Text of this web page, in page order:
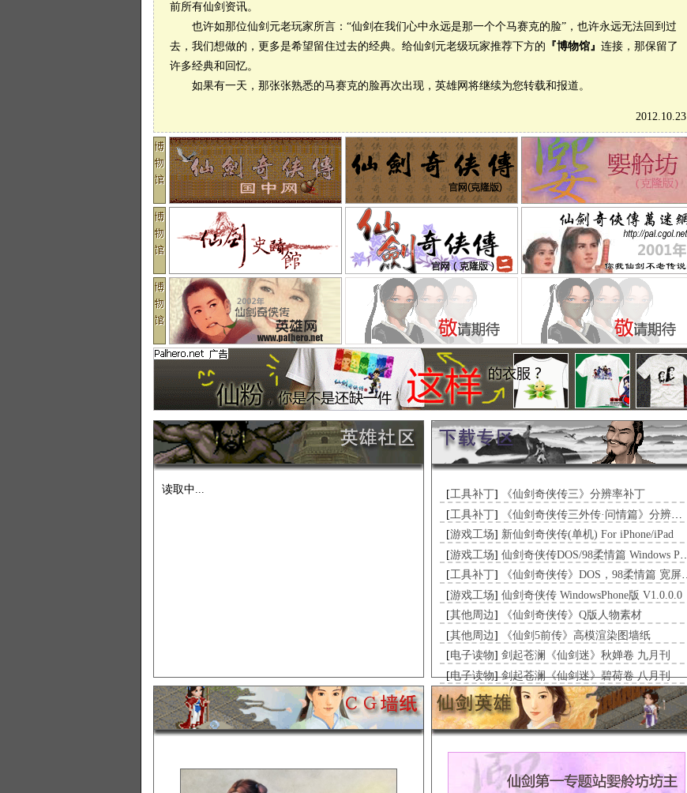
前所有仙剑资讯。
也许如那位仙剑元老玩家所言：“仙剑在我们心中永远是那一个个马赛克的脸”，也许永远无法回到过
去，我们想做的，更多是希望留住过去的经典。给仙剑元老级玩家推荐下方的 『博物馆』 连接，那保留了
许多经典和回忆。
如果有一天，那张张熟悉的马赛克的脸再次出现，英雄网将继续为您转载和报道。
2012.10.23
[工具补丁]
《仙剑奇侠传三》分辨率补丁
[工具补丁]
《仙剑奇侠传三外传·问情篇》分辨率补丁
[游戏工场] 新仙剑奇侠传(单机) For iPhone/iPad
[游戏工场] 仙剑奇侠传DOS/98柔情篇 Windows Phone 8
[工具补丁]
《仙剑奇侠传》DOS，98柔情篇 宽屏幕补丁
[游戏工场] 仙剑奇侠传 WindowsPhone版 V1.0.0.0
[其他周边]
《仙剑奇侠传》Q版人物素材
[其他周边]
《仙剑5前传》高模渲染图墙纸
[电子读物] 剑起苍澜《仙剑迷》秋婵卷 九月刊
[电子读物]剑起苍澜《仙剑迷》碧荷卷 八月刊
读取中...